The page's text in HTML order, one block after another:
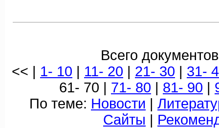
Всего
<< | 1- 10 | 11- 20 | 21- 30 | 31-
61- 70 | 71- 80 | 81- 90 |
По теме: Новости |
Сайты |